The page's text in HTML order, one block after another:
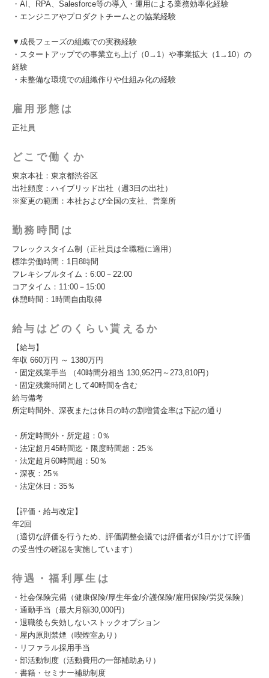
・AI、RPA、Salesforce等の導入・運用による業務効率化経験
・エンジニアやプロダクトチームとの協業経験
▼成長フェーズの組織での実務経験
・スタートアップでの事業立ち上げ（0→1）や事業拡大（1→10）の
経験
・未整備な環境での組織作りや仕組み化の経験
雇用形態は
正社員
どこで働くか
東京本社：東京都渋谷区
出社頻度：ハイブリッド出社（週3日の出社）
※変更の範囲：本社および全国の支社、営業所
勤務時間は
フレックスタイム制（正社員は全職種に適用）
標準労働時間：1日8時間
フレキシブルタイム：6:00－22:00
コアタイム：11:00－15:00
休憩時間：1時間自由取得
給与はどのくらい貰えるか
【給与】
年収 660万円 ～ 1380万円
・固定残業手当 （40時間分相当 130,952円～273,810円）
・固定残業時間として40時間を含む
給与備考
所定時間外、深夜または休日の時の割増賃金率は下記の通り
・所定時間外・所定超：0％
・法定超月45時間迄・限度時間超：25％
・法定超月60時間超：50％
・深夜：25％
・法定休日：35％
【評価・給与改定】
年2回
（適切な評価を行うため、評価調整会議では評価者が1日かけて評価
の妥当性の確認を実施しています）
待遇・福利厚生は
・社会保険完備（健康保険/厚生年金/介護保険/雇用保険/労災保険）
・通勤手当（最大月額30,000円）
・退職後も失効しないストックオプション
・屋内原則禁煙（喫煙室あり）
・リファラル採用手当
・部活動制度（活動費用の一部補助あり）
・書籍・セミナー補助制度